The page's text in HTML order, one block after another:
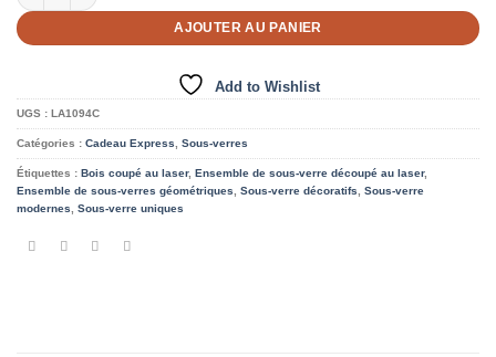
AJOUTER AU PANIER
Add to Wishlist
UGS : LA1094C
Catégories : Cadeau Express Sous-verres
Étiquettes : Bois coupé au laser, Ensemble de sous-verre découpé au laser,
Ensemble de sous-verres géométriques
Sous-verre décoratifs
Sous-verre
modernes
Sous-verre uniques